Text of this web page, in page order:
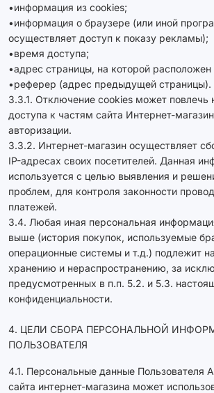
•информация из cookies;
•информация о браузере (или иной
осуществляет доступ к показу рекламы);
•время доступа;
•адрес страницы, на которой
•реферер (адрес предыдущей страницы).
3.3.1. Отключение cookies может повлечь
доступа к частям сайта Интернет-
авторизации.
3.3.2. Интернет-магазин осуществляет
IP-адресах своих посетителей. Данная
используется с целью выявления и
проблем, для контроля законности
платежей.
3.4. Любая иная персональная
выше (история покупок, используемые
операционные системы и т.д.) подлежит
хранению и нераспространению, за
предусмотренных в п.п. 5.2. и 5.3.
конфиденциальности.
4. ЦЕЛИ СБОРА ПЕРСОНАЛЬНОЙ
ПОЛЬЗОВАТЕЛЯ
4.1. Персональные данные Пользователя
сайта интернет-магазина может